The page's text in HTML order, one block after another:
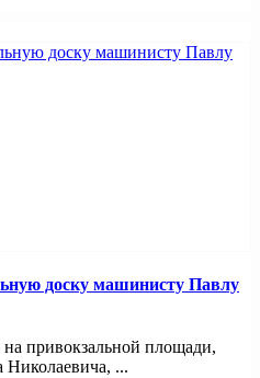
доску машинисту Павлу
привокзальной площади,
Николаевича, ...